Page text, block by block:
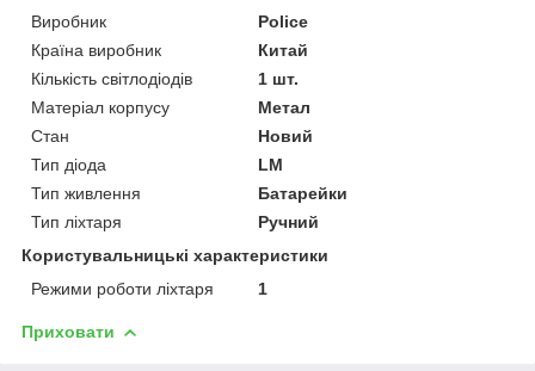
Виробник
Police
Країна виробник
Китай
Кількість світлодіодів
1 шт.
Матеріал корпусу
Метал
Стан
Новий
Тип діода
LM
Тип живлення
Батарейки
Тип ліхтаря
Ручний
Користувальницькі характеристики
Режими роботи ліхтаря
1
Приховати